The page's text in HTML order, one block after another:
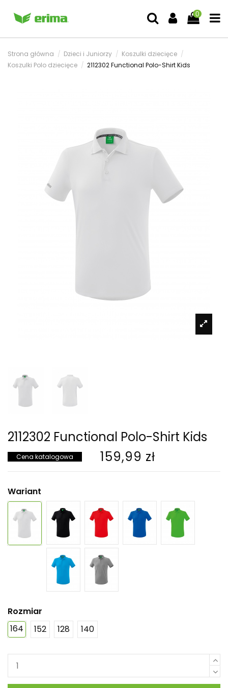
0
Strona główna Dzieci i Juniorzy
Koszulki dziecięce
Koszulki Polo dziecięce
2112302 Functional Polo-Shirt Kids
2112302 Functional Polo-Shirt Kids
Cena katalogowa 159,99 zł
Wariant
Rozmiar
164
152 128 140